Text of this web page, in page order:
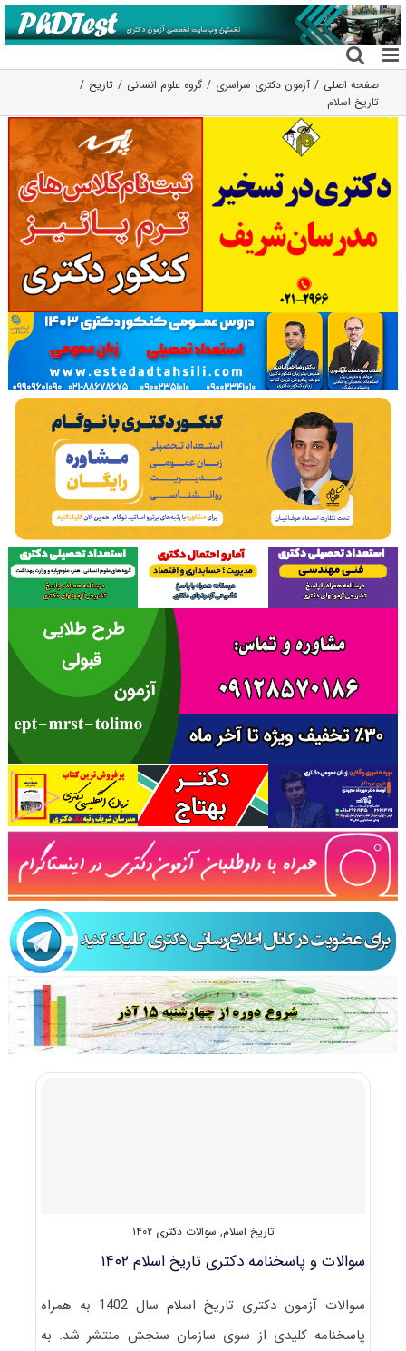
رفتن
به
محتوا
صفحه اصلی آزمون دکتری سراسری گروه علوم انسانی
تاریخ
تاریخ اسلام
تاریخ اسلام, سوالات دکتری ۱۴۰۲
سوالات و پاسخنامه دکتری تاریخ اسلام ۱۴۰۲
سوالات آزمون دکتری تاریخ اسلام سال 1402 به همراه
پاسخنامه کلیدی از سوی سازمان سنجش منتشر شد. به